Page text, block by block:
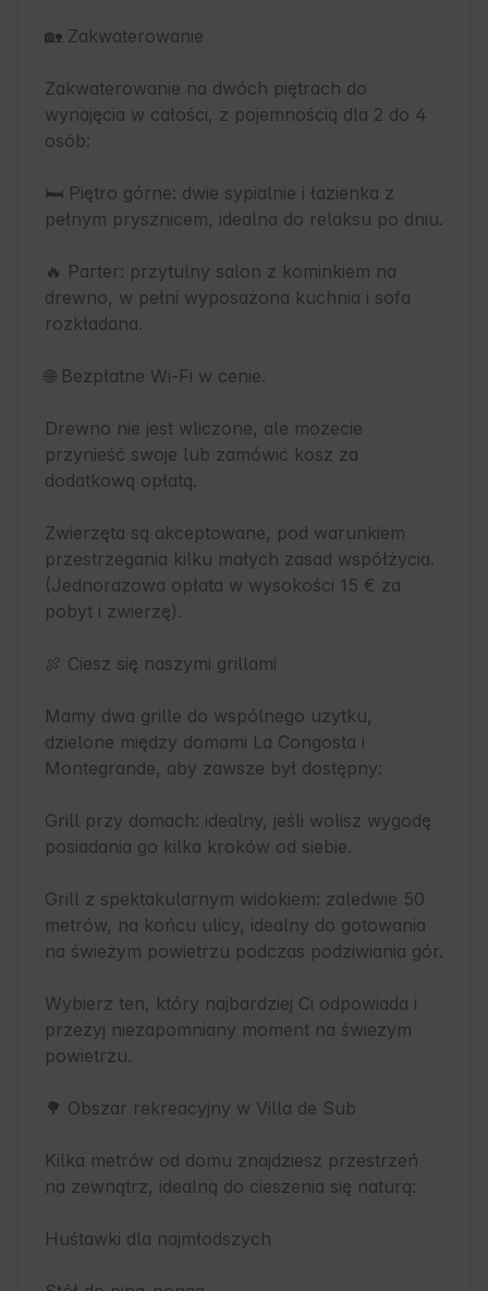
🏡 Zakwaterowanie
Zakwaterowanie na dwóch piętrach do
wynajęcia w całości, z pojemnością dla 2 do 4
osób:
🛏️ Piętro górne: dwie sypialnie i łazienka z
pełnym prysznicem, idealna do relaksu po dniu.
🔥 Parter: przytulny salon z kominkiem na
drewno, w pełni wyposażona kuchnia i sofa
rozkładana.
🌐 Bezpłatne Wi-Fi w cenie.
Drewno nie jest wliczone, ale możecie
przynieść swoje lub zamówić kosz za
dodatkową opłatą.
Zwierzęta są akceptowane, pod warunkiem
przestrzegania kilku małych zasad współżycia.
(Jednorazowa opłata w wysokości 15 € za
pobyt i zwierzę).
🍖 Ciesz się naszymi grillami
Mamy dwa grille do wspólnego użytku,
dzielone między domami La Congosta i
Montegrande, aby zawsze był dostępny:
Grill przy domach: idealny, jeśli wolisz wygodę
posiadania go kilka kroków od siebie.
Grill z spektakularnym widokiem: zaledwie 50
metrów, na końcu ulicy, idealny do gotowania
na świeżym powietrzu podczas podziwiania gór.
Wybierz ten, który najbardziej Ci odpowiada i
przeżyj niezapomniany moment na świeżym
powietrzu.
🌳 Obszar rekreacyjny w Villa de Sub
Kilka metrów od domu znajdziesz przestrzeń
na zewnątrz, idealną do cieszenia się naturą:
Huśtawki dla najmłodszych